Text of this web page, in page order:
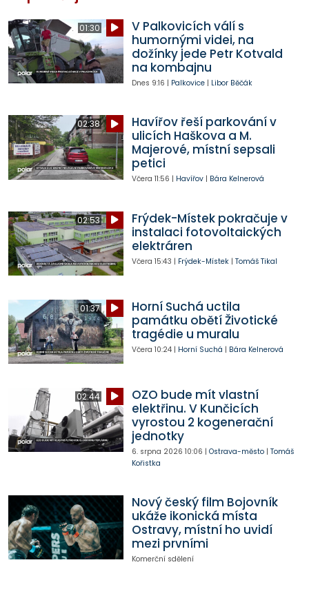
01:30
V Palkovicích válí s
humornými videi, na
dožínky jede Petr Kotvald
na kombajnu
Dnes 9:16 | Palkovice| Libor Běčák
02:38
Havířov řeší parkování v
ulicích Haškova a M.
Majerové, místní sepsali
petici
Včera 11:56 | Havířov| Bára Kelnerová
02:53
Frýdek-Místek pokračuje v
instalaci fotovoltaických
elektráren
Včera 15:43 | Frýdek-Místek| Tomáš Tikal
01:37
Horní Suchá uctila
památku obětí Životické
tragédie u muralu
Včera 10:24| Horní Suchá | Bára Kelnerová
02:44
OZO bude mít vlastní
elektřinu. V Kunčicích
vyrostou 2 kogenerační
jednotky
6. srpna 2026 10:06 | Ostrava-město| Tomáš
Kořistka
Nový český film Bojovník
ukáže ikonická místa
Ostravy, místní ho uvidí
mezi prvními
Komerční sdělení